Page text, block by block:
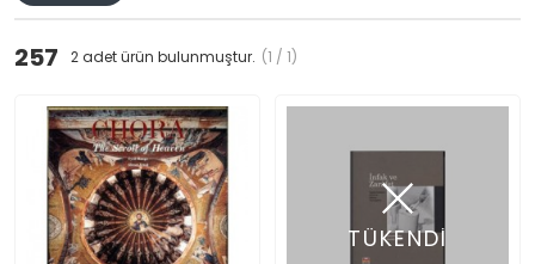
257 2 adet ürün bulunmuştur. (1 / 1)
TÜKENDİ